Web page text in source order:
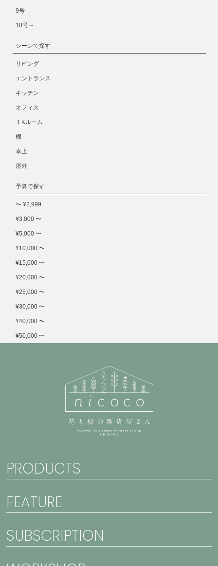
9号
10号～
シーンで探す
リビング
エントランス
キッチン
オフィス
１Kルーム
棚
卓上
屋外
予算で探す
〜 ¥2,999
¥3,000 〜
¥5,000 〜
¥10,000 〜
¥15,000 〜
¥20,000 〜
¥25,000 〜
¥30,000 〜
¥40,000 〜
¥50,000 〜
PRODUCTS
FEATURE
SUBSCRIPTION